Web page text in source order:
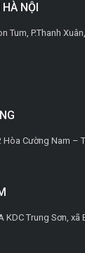
NỘI
Tum, P.Thanh
Hòa Cường Nam –
Trung Sơn, xã